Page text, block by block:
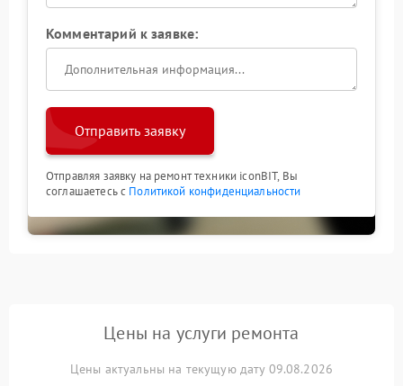
Комментарий к заявке:
Отправить заявку
Отправляя заявку на ремонт техники iconBIT, Вы
соглашаетесь с Политикой конфиденциальности
Цены на услуги ремонта
Цены актуальны на текущую дату 09.08.2026